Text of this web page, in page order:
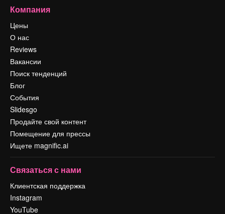
Компания
Цены
О нас
Reviews
Вакансии
Поиск тенденций
Блог
События
Slidesgo
Продайте свой контент
Помещение для прессы
Ищете magnific.ai
Связаться с нами
Клиентская поддержка
Instagram
YouTube